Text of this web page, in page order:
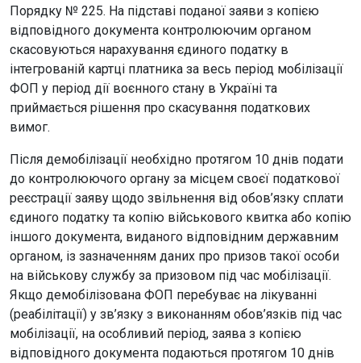
Порядку № 225. На підставі поданої заяви з копією
відповідного документа контролюючим органом
скасовуються нарахування єдиного податку в
інтегрованій картці платника за весь період мобілізації
ФОП у період дії воєнного стану в Україні та
приймається рішення про скасування податкових
вимог.
Після демобілізації необхідно протягом 10 днів подати
до контролюючого органу за місцем своєї податкової
реєстрації заяву щодо звільнення від обов’язку сплати
єдиного податку та копію військового квитка або копію
іншого документа, виданого відповідним державним
органом, із зазначенням даних про призов такої особи
на військову службу за призовом під час мобілізації.
Якщо демобілізована ФОП перебуває на лікуванні
(реабілітації) у зв’язку з виконанням обов’язків під час
мобілізації, на особливий період, заява з копією
відповідного документа подаються протягом 10 днів